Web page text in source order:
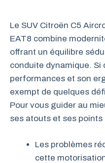
Le SUV Citroën C5
EAT8 combine
offrant un équilibre
conduite dynamique. Si
performances et son
exempt de quelques
Pour vous guider au
ses atouts et ses
Les problèmes
cette